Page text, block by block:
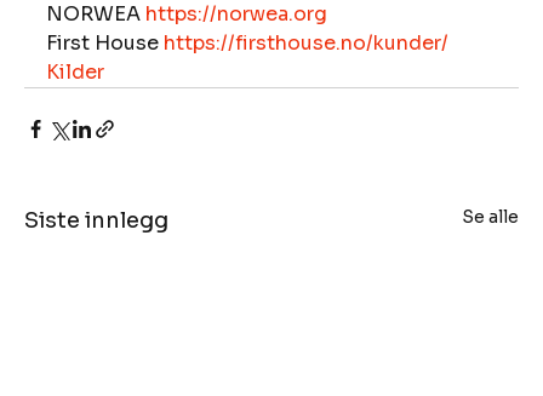
NORWEA https://norwea.org
First House https://firsthouse.no/kunder/
Kilder
Siste innlegg Se alle